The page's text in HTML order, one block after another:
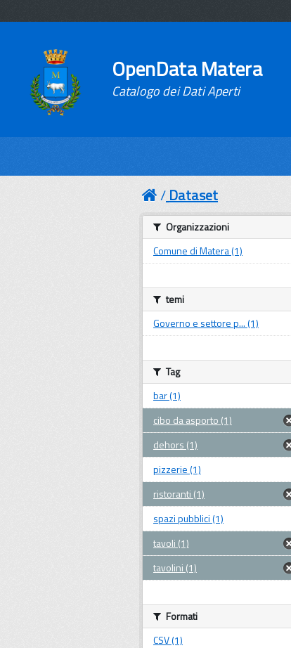
OpenData Matera
Catalogo dei Dati Aperti
Dataset
Organizzazioni
Comune di Matera (1)
temi
Governo e settore p... (1)
Tag
bar (1)
cibo da asporto (1)
dehors (1)
pizzerie (1)
ristoranti (1)
spazi pubblici (1)
tavoli (1)
tavolini (1)
Formati
CSV (1)